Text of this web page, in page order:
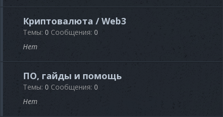
Криптовалюта / Web3
Темы 0 Сообщения 0
Нет
ПО, гайды и помощь
Темы 0 Сообщения 0
Нет